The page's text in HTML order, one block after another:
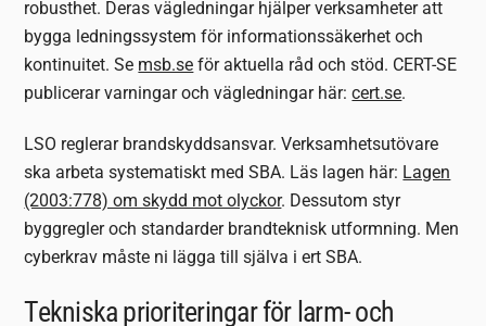
robusthet. Deras vägledningar hjälper verksamheter att
bygga ledningssystem för informationssäkerhet och
kontinuitet. Se msb.se för aktuella råd och stöd. CERT-SE
publicerar varningar och vägledningar här:cert.se.
LSO reglerar brandskyddsansvar. Verksamhetsutövare
ska arbeta systematiskt med SBA. Läs lagen här: Lagen
(2003:778) om skydd mot olyckor. Dessutom styr
byggregler och standarder brandteknisk utformning. Men
cyberkrav måste ni lägga till själva i ert SBA.
Tekniska prioriteringar för larm- och